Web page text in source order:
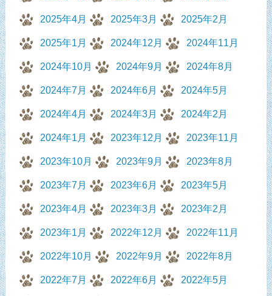
2025年4月 2025年3月 2025年2月
2025年1月 2024年12月 2024年11月
2024年10月 2024年9月 2024年8月
2024年7月 2024年6月 2024年5月
2024年4月 2024年3月 2024年2月
2024年1月 2023年12月 2023年11月
2023年10月 2023年9月 2023年8月
2023年7月 2023年6月 2023年5月
2023年4月 2023年3月 2023年2月
2023年1月 2022年12月 2022年11月
2022年10月 2022年9月 2022年8月
2022年7月 2022年6月 2022年5月